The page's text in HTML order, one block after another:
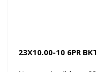
23X10.00-10 6PR